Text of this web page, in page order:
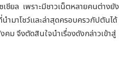
ชียล เพราะมีชาวเน็ตหลายคนต่างยัง
นำมาโชว์และล่าสุดครอบครวกัปตันได้
ม จึงตัดสินใจนำเรื่องดังกล่าวเข้าสู่